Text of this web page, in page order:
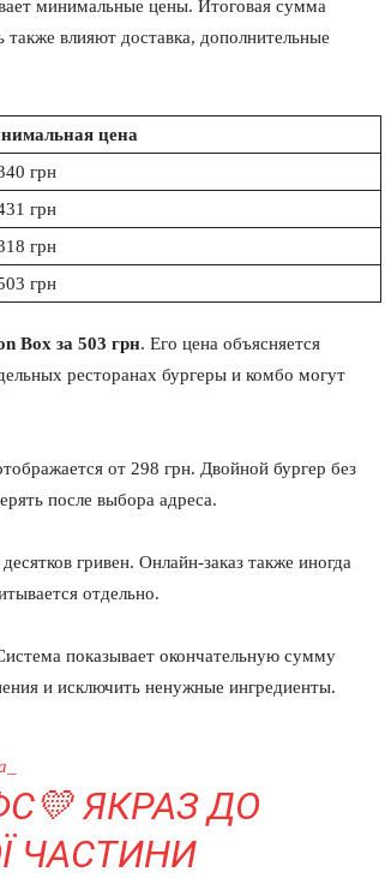
минимальные цены. Итоговая сумма
влияют доставка, дополнительные
цена
грн
грн
грн
грн
Box за 503 грн. Его цена объясняется
ресторанах бургеры и комбо могут
от 298 грн. Двойной бургер без
после выбора адреса.
гривен. Онлайн-заказ также иногда
отдельно.
показывает окончательную сумму
и исключить ненужные ингредиенты.
ЯКРАЗ ДО
ЧАСТИНИ